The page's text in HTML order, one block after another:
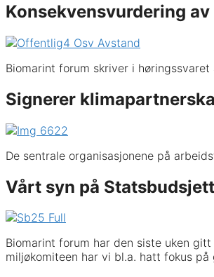
Konsekvensvurdering
Biomarint forum skriver i
Signerer
De sentrale organisasjonene på
Vårt syn på
Biomarint forum har den siste uken
miljøkomiteen har vi bl.a. hatt fokus